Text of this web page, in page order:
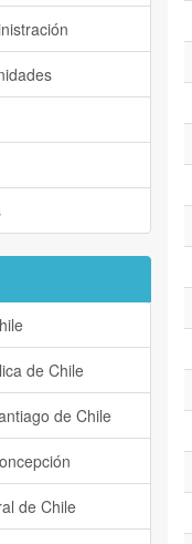
de Chile
de Chile
de Chile